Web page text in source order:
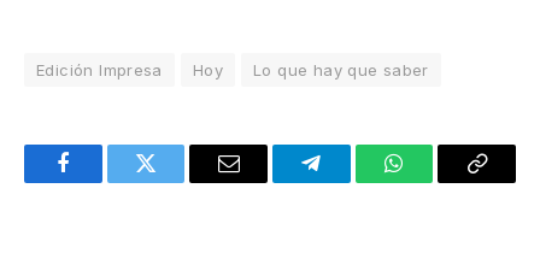
Edición Impresa Hoy Lo que hay que saber
FacebookTwitter Email TelegramWhatsAppCopy